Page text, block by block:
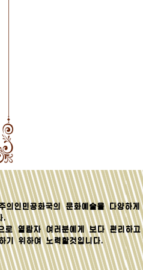
인민공화국의 문화예술을 다양하게
.
열람자 여러분에게 보다 편리하고
기 위하여 노력할것입니다.